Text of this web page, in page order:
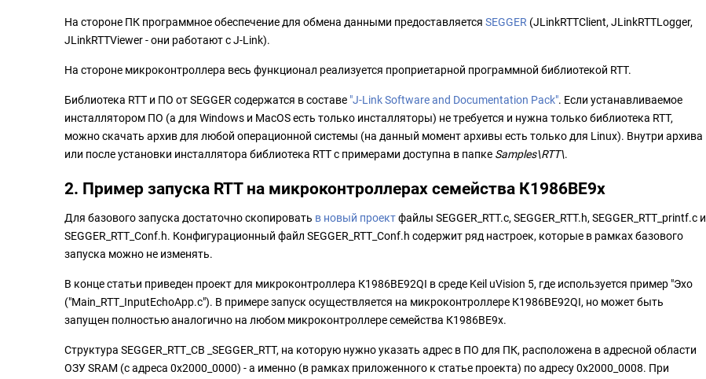
На стороне ПК программное обеспечение для обмена данными предоставляется SEGGER (JLinkRTTClient, JLinkRTTLogger,
JLinkRTTViewer - они работают с J-Link).
На стороне микроконтроллера весь функционал реализуется проприетарной программной библиотекой RTT.
Библиотека RTT и ПО от SEGGER содержатся в составе "J-Link Software and Documentation Pack". Если устанавливаемое
инсталлятором ПО (а для Windows и MacOS есть только инсталляторы) не требуется и нужна только библиотека RTT,
можно скачать архив для любой операционной системы (на данный момент архивы есть только для Linux). Внутри архива
или после установки инсталлятора библиотека RTT с примерами доступна в папке Samples\RTT\.
2. Пример запуска RTT на микроконтроллерах семейства К1986ВЕ9x
Для базового запуска достаточно скопировать в новый проектфайлы SEGGER_RTT.c, SEGGER_RTT.h, SEGGER_RTT_printf.c и
SEGGER_RTT_Conf.h. Конфигурационный файл SEGGER_RTT_Conf.h содержит ряд настроек, которые в рамках базового
запуска можно не изменять.
В конце статьи приведен проект для микроконтроллера К1986ВЕ92QI в среде Keil uVision 5, где используется пример "Эхо
("Main_RTT_InputEchoApp.c"). В примере запуск осуществляется на микроконтроллере К1986ВЕ92QI, но может быть
запущен полностью аналогично на любом микроконтроллере семейства К1986ВЕ9x.
Структура SEGGER_RTT_CB _SEGGER_RTT, на которую нужно указать адрес в ПО для ПК, расположена в адресной области
ОЗУ SRAM (с адреса 0x2000_0000) - а именно (в рамках приложенного к статье проекта) по адресу 0x2000_0008. При